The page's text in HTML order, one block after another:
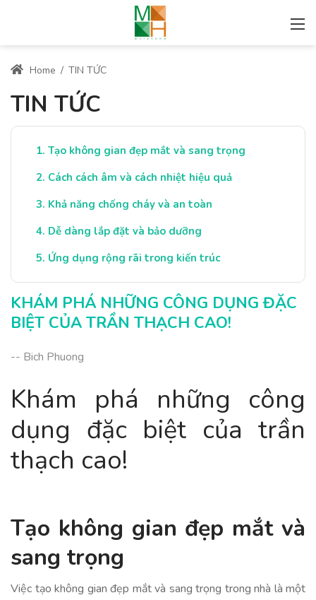
Home / TIN TỨC
TIN TỨC
Tạo không gian đẹp mắt và sang trọng
Cách cách âm và cách nhiệt hiệu quả
Khả năng chống cháy và an toàn
Dễ dàng lắp đặt và bảo dưỡng
Ứng dụng rộng rãi trong kiến trúc
KHÁM PHÁ NHỮNG CÔNG DỤNG ĐẶC
BIỆT CỦA TRẦN THẠCH CAO!
-- Bich Phuong
Khám phá những công
dụng đặc biệt của trần
thạch cao!
Tạo không gian đẹp mắt và
sang trọng
Việc tạo không gian đẹp mắt và sang trọng trong nhà là một